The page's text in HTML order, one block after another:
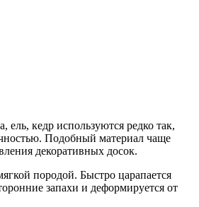
ель, кедр используются редко так,
Подобный материал чаще
декоративных досок.
породой. Быстро царапается
запахи и деформируется от